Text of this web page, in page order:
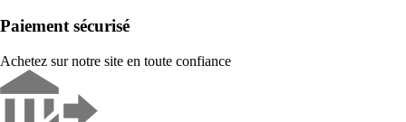
Paiement sécurisé
Achetez sur notre site en toute confiance